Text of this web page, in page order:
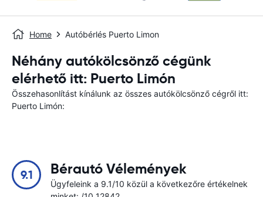
Home Autóbérlés Puerto Limon
Néhány autókölcsönző cégünk
elérhető itt: Puerto Limón
Összehasonlítást kínálunk az összes autókölcsönző cégről itt:
Puerto Limón:
9.1 Bérautó Vélemények
Ügyfeleink a 9.1/10 közül a következőre értékelnek